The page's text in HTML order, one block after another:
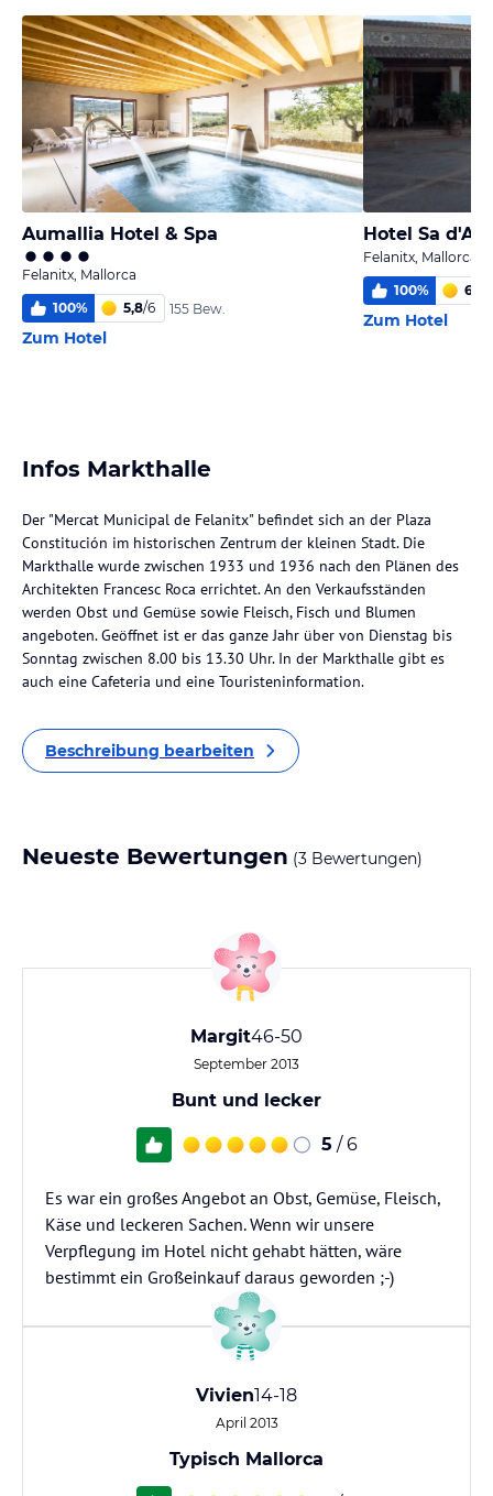
Aumallia Hotel & Spa
Felanitx, Mallorca
100% 5,8/6 155 Bew.
Zum Hotel
Hotel Sa
Felanitx, Mallorca
100% 6,0
Zum Hotel
Infos Markthalle
Der "Mercat Municipal de Felanitx" befindet sich an der Plaza
Constitución im historischen Zentrum der kleinen Stadt. Die
Markthalle wurde zwischen 1933 und 1936 nach den Plänen des
Architekten Francesc Roca errichtet. An den Verkaufsständen
werden Obst und Gemüse sowie Fleisch, Fisch und Blumen
angeboten. Geöffnet ist er das ganze Jahr über von Dienstag bis
Sonntag zwischen 8.00 bis 13.30 Uhr. In der Markthalle gibt es
auch eine Cafeteria und eine Touristeninformation.
Beschreibung bearbeiten
Neueste Bewertungen (3 Bewertungen)
Margit46-50
September 2013
Bunt und lecker
5 / 6
Es war ein großes Angebot an Obst, Gemüse, Fleisch,
Käse und leckeren Sachen. Wenn wir unsere
Verpflegung im Hotel nicht gehabt hätten, wäre
bestimmt ein Großeinkauf daraus geworden ;-)
Vivien14-18
April 2013
Typisch Mallorca